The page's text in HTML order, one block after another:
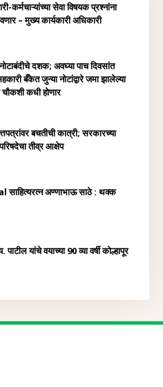
सेवा विषयक प्रश्नांना
– मुख्य कार्यकारी अधिकारी
दशक; अवघ्या पाच दिवसांत
बँकेत जुन्या नोटांद्वारे जमा झालेल्या
कधी होणार
बचतीची कात्री; सरकारच्या
तीव्र आक्षेप
अण्णाभाऊ साठे : थक्क
यांचे वयाच्या 90 व्या वर्षी कोल्हापूर